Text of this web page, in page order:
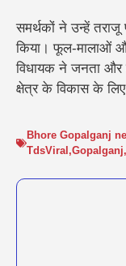
समर्थकों ने उन्हें
किया। फूल-मालाओं
विधायक ने जनता और
क्षेत्र के विकास के
Bhore Gopalganj
TdsViral ,Gopalganj,